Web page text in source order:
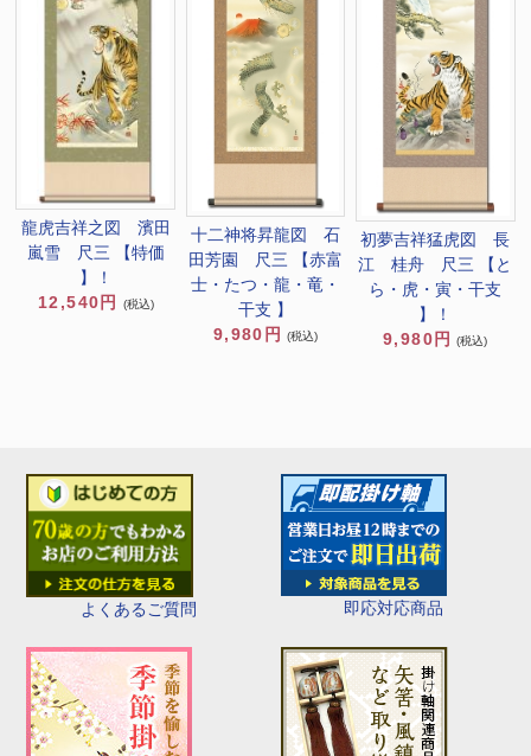
よくあるご質問 即応対応商品
龍虎吉祥之図 濱田
嵐雪 尺三 【特価
】！
12,540円
(税込)
十二神将昇龍図 石
田芳園 尺三 【赤富
士・たつ・龍・竜・
干支 】
9,980円
(税込)
初夢吉祥猛虎図 長
江 桂舟 尺三 【と
ら・虎・寅・干支
】！
9,980円 (税込)